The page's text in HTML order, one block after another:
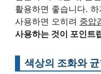
활용하면 좋습니다.
사용하면 오히려 중압
사용하는 것이 포인트
색상의 조화와 균